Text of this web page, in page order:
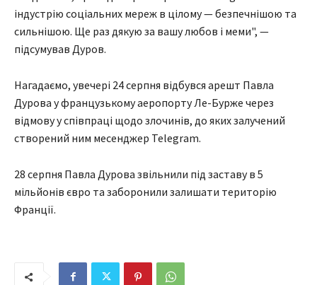
індустрію соціальних мереж в цілому — безпечнішою та
сильнішою. Ще раз дякую за вашу любов і меми", —
підсумував Дуров.
Нагадаємо, увечері 24 серпня відбувся арешт Павла
Дурова у французькому аеропорту Ле-Бурже через
відмову у співпраці щодо злочинів, до яких залучений
створений ним месенджер Telegram.
28 серпня Павла Дурова звільнили під заставу в 5
мільйонів євро та заборонили залишати територію
Франції.